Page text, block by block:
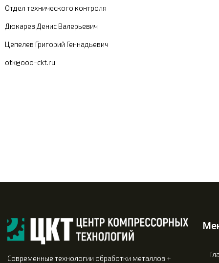
Отдел технического контроля
Дюкарев Денис Валерьевич
Цепелев Григорий Геннадьевич
otk@ooo-ckt.ru
Современные технологии обработки металлов +